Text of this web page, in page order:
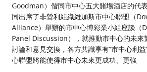
Goodman）偕同市中心五大賭場酒店的代
同出席了非營利組織維加斯市中心聯盟（
Alliance）舉辦的市中心博彩業小組座談
Panel Discussion），就推動市中心的未來
討論和意見交換，各方共識享有“市中心利
心聯盟將能使得市中心未來更成功、更強